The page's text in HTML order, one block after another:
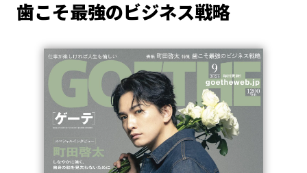
歯こそ最強のビジネス戦略